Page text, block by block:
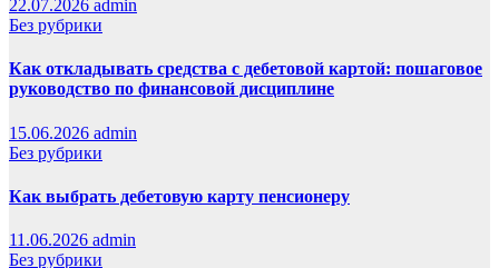
22.07.2026 admin
Без рубрики
Как откладывать средства с дебетовой картой: пошаговое
руководство по финансовой дисциплине
15.06.2026 admin
Без рубрики
Как выбрать дебетовую карту пенсионеру
11.06.2026 admin
Без рубрики